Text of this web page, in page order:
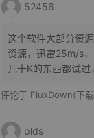
52456
这个软件大部分资
资源，迅雷25m/s
几十K的东西都试
势，也试过四五款
件，一言难尽
评论于 FluxDown(下
plds